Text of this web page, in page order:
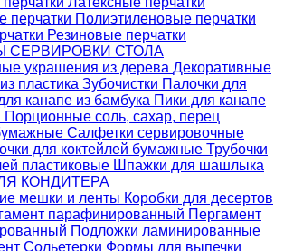
перчатки Полиэтиленовые перчатки
Резиновые перчатки
СЕРВИРОВКИ СТОЛА
украшения из дерева Декоративные
пластика Зубочистки Палочки для
канапе из бамбука Пики для канапе
Порционные соль, сахар, перец
Салфетки сервировочные
для коктейлей бумажные Трубочки
пластиковые Шпажки для шашлыка
КОНДИТЕРА
мешки и ленты Коробки для десертов
парафинированный Пергамент
Подложки ламинированные
Сольетерки Формы для выпечки